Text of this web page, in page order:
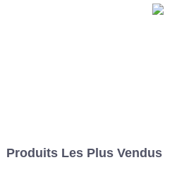
Produits Les Plus Vendus